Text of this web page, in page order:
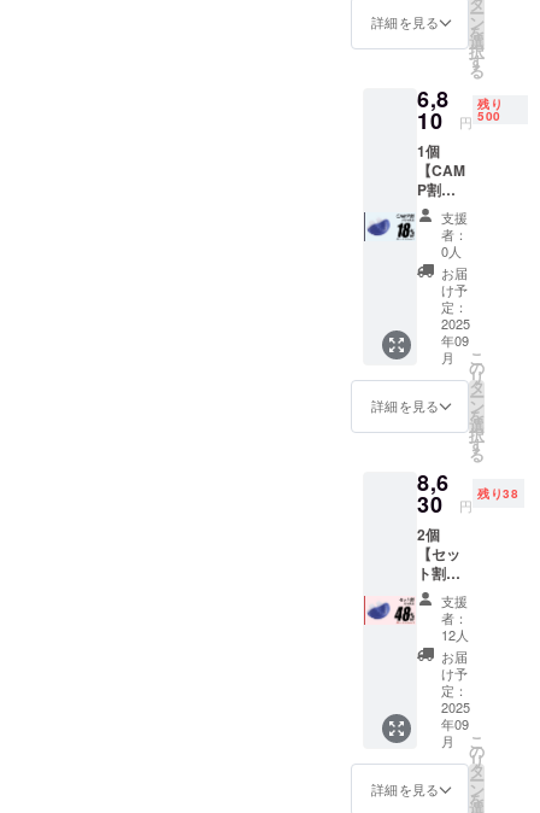
製耳掛
■USB充
ブル ×
１ ■説
明書 ×
１ ※デ
ザイ
ン・仕
様は変
更にな
る可能
性もご
ざいま
す。ご
了承く
ださ
い。
込）
【内
容】 ■
ムース
Air-
Luna本
体 × 1 ※
カラー
をお選
びくだ
さい。[
①ブ
ルー ②
ホワイ
ト] ■
ノーズ
パット
× 2 ■シ
リコン
製耳掛
■USB充
ブル ×
１ ■説
明書 ×
１ ※デ
ザイ
ン・仕
様は変
更にな
る可能
性もご
ざいま
す。ご
了承く
ださ
い。
詳細を見る ー
ン
を
選
択
す
る
6,8
10 円
残り
500
1個
【CAM
P割
18％OF
F】500
名限定
一般販
売予定
価格
8,300円
6,810円
（税・
送料
込）
【内
鼻ス
ムース
Air-
Luna本
体 × 1 ※
カラー
をお選
びくだ
さい。[
①ブ
ルー ②
ホワイ
ト] ■
ノーズ
パット
× 2 ■シ
リコン
支援
者：
0人
お届
け予
定：
2025
年09
月
詳細を見る
こ
の
リ
タ
ー
ン
を
選
択
す
る
8,6
30 円
残り38
2個
【セッ
ト割
48％OF
F】50名
限定 一
般販売
予定価
16,600
円 →
8,630円
（税・
送料
込）
支援
者：
12人
お届
け予
定：
2025
年09
月
詳細を見る
こ
の
リ
タ
ー
ン
を